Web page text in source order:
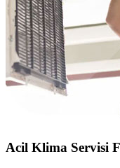
Acil Klima Servisi